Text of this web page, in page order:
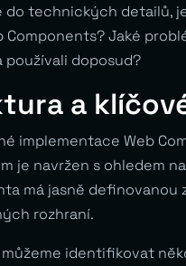
do technických detailů,
Components? Jaké
používali doposud?
a
implementace Web
je navržen s ohledem
má jasně
rozhraní.
identifikovat